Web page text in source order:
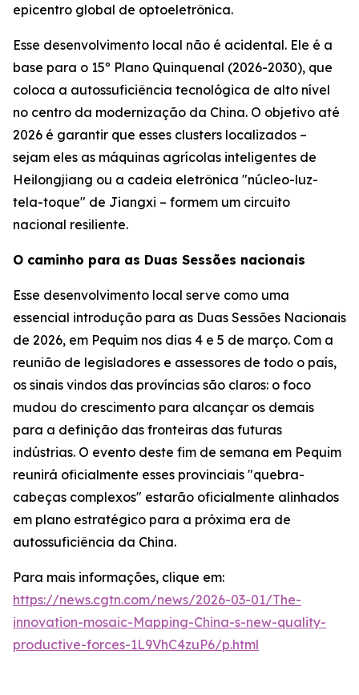
epicentro global de optoeletrônica.
Esse desenvolvimento local não é acidental. Ele é a
base para o 15º Plano Quinquenal (2026-2030), que
coloca a autossuficiência tecnológica de alto nível
no centro da modernização da China. O objetivo até
2026 é garantir que esses clusters localizados –
sejam eles as máquinas agrícolas inteligentes de
Heilongjiang ou a cadeia eletrônica "núcleo-luz-
tela-toque" de Jiangxi – formem um circuito
nacional resiliente.
O caminho para as Duas Sessões nacionais
Esse desenvolvimento local serve como uma
essencial introdução para as Duas Sessões Nacionais
de 2026, em Pequim nos dias 4 e 5 de março. Com a
reunião de legisladores e assessores de todo o país,
os sinais vindos das províncias são claros: o foco
mudou do crescimento para alcançar os demais
para a definição das fronteiras das futuras
indústrias. O evento deste fim de semana em Pequim
reunirá oficialmente esses provinciais "quebra-
cabeças complexos" estarão oficialmente alinhados
em plano estratégico para a próxima era de
autossuficiência da China.
Para mais informações, clique em:
https://news.cgtn.com/news/2026-03-01/The-
innovation-mosaic-Mapping-China-s-new-quality-
productive-forces-1L9VhC4zuP6/p.html